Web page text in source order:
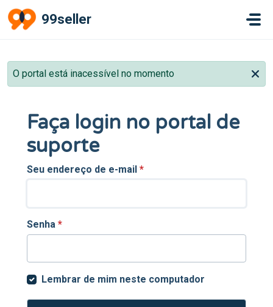
Ir para o conteúdo principal
99seller
O portal está inacessível no momento
Faça login no portal de
suporte
Seu endereço de e-mail *
Senha *
Lembrar de mim neste computador